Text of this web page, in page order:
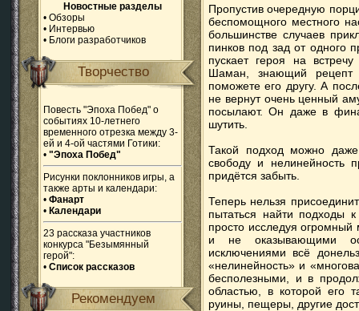
Новостные разделы
• Обзоры
• Интервью
• Блоги разработчиков
Творчество
Повесть "Эпоха Побед" о
событиях 10-летнего
временного отрезка между 3-
ей и 4-ой частями Готики:
• "Эпоха Побед"
Рисунки поклонников игры, а
также арты и календари:
• Фанарт
• Календари
23 рассказа участников
конкурса "Безымянный
герой":
• Список рассказов
Рекомендуем
Пропустив очередную
беспомощного местного
большинстве случаев
пинков под зад от одного
пускает героя на
Шаман, знающий рецепт
поможете его другу. А
не вернут очень ценный
посылают. Он даже в
шутить.
Такой подход можно даже
свободу и нелинейность
придётся забыть.
Теперь нельзя
пытаться найти подходы
просто исследуя
и не оказывающими
исключениями всё
«нелинейность» и
бесполезными, и в
областью, в которой его
руины, пещеры, другие